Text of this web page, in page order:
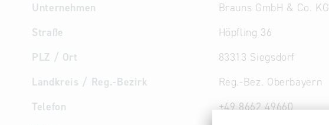
Unternehmen
Brauns GmbH & Co. KG
Straße
Höpfling 36
PLZ / Ort
83313 Siegsdorf
Landkreis / Reg.-Bezirk
Reg.-Bez. Oberbayern
Telefon
+49 8662 49660